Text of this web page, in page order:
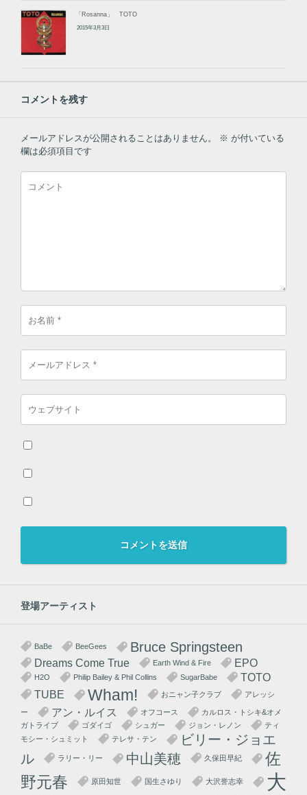
「Rosanna」 TOTO
2015年3月3日
コメントを残す
メールアドレスが公開されることはありません。 ※ が付いている
欄は必須項目です
登場アーティスト
BaBe BeeGees Bruce Springsteen
Dreams Come True Earth Wind & Fire EPO
H2O Philip Bailey & Phil Collins SugarBabe
TOTO
TUBE
Wham! おニャン子クラブ アレッシ
ー アン・ルイス オフコース
カルロス・トシキ&オメ
ガトライブ
ゴダイゴ シュガー ジョン・レノン
ティ
モシー・シュミット
テレサ・テン
ビリー・ジョエ
ル
ラリー・リー 中山美穂 久保田早紀
佐
野元春
原田知世 国生さゆり 大沢誉志幸
大